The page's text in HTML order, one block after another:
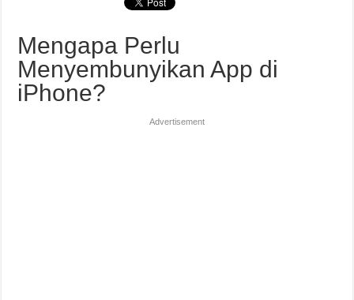
Mengapa Perlu
Menyembunyikan App di
iPhone?
Advertisement